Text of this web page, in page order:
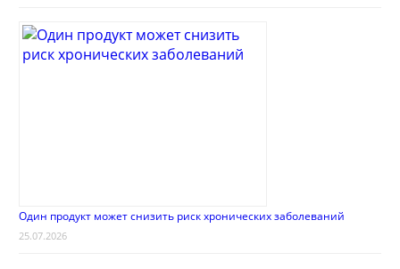
Один продукт может снизить риск хронических заболеваний
25.07.2026